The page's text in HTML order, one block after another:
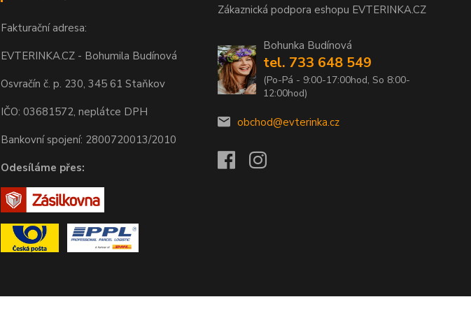
Fakturační adresa:
EVTERINKA.CZ - Bohumila Budínová
Osvračín č. p. 230, 345 61 Staňkov
IČO: 03681572, neplátce DPH
Bankovní spojení: 2800720013/2010
Odesíláme přes:
Zákaznická podpora eshopu EVTERINKA.CZ
Bohunka Budínová
tel. 733 648 549
(Po-Pá - 9:00-17:00hod, So 8:00-
12:00hod)
obchod@evterinka.cz